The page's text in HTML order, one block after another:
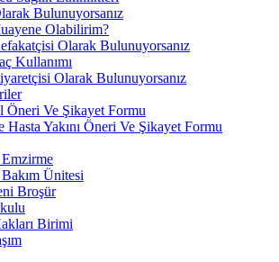
Bulunuyorsanız
Olabilirim?
Olarak Bulunuyorsanız
Kullanımı
Olarak Bulunuyorsanız
Öneri Ve Şikayet Formu
Hasta Yakını Öneri Ve Şikayet Formu
Emzirme
Ünitesi
Broşür
Birimi